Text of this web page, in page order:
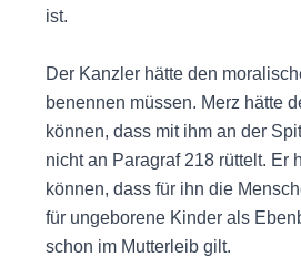
ist.
Der Kanzler hätte den
benennen müssen. Merz hätte
können, dass mit ihm an der
nicht an Paragraf 218 rüttelt. Er
können, dass für ihn die
für ungeborene Kinder als
schon im Mutterleib gilt.